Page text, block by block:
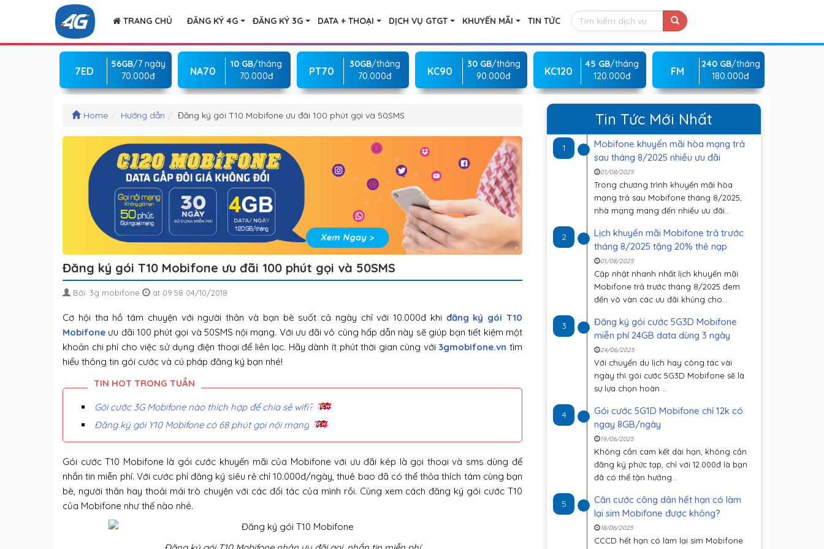
TRANG CHỦ ĐĂNG KÝ 4G ĐĂNG KÝ 3G DATA + THOẠI DỊCH VỤ GTGT KHUYẾN MÃI TIN TỨC
7ED
56GB/7 ngày
70.000đ
NA70
10 GB/tháng
70.000đ
PT70
30GB/tháng
70.000đ
KC90
30 GB/tháng
90.000đ
KC120
45 GB/tháng
120.000đ
FM
240 GB/tháng
180.000đ
Home Hướng dẫn Đăng ký gói T10 Mobifone ưu đãi 100 phút gọi và 50SMS
Đăng ký gói T10 Mobifone ưu đãi 100 phút gọi và 50SMS
Bởi: 3g mobifone at 09:58 04/10/2018
Cơ hội tha hồ tám chuyện với người thân và bạn bè suốt cả ngày chỉ với 10.000đ khi đăng ký gói T10
Mobifone ưu đãi 100 phút gọi và 50SMS nội mạng. Với ưu đãi vô cùng hấp dẫn này sẽ giúp bạn tiết kiệm một
khoản chi phí cho việc sử dụng điện thoại để liên lạc. Hãy dành ít phút thời gian cùng với 3gmobifone.vn tìm
hiểu thông tin gói cước và cú pháp đăng ký bạn nhé!
Gói cước 3G Mobifone nào thích hợp để chia sẻ wifi?
Đăng ký gói Y10 Mobifone có 68 phút gọi nội mạng
Gói cước T10 Mobifone là gói cước khuyến mãi của Mobifone với ưu đãi kép là gọi thoại và sms dùng để
nhắn tin miễn phí. Với cước phí đăng ký siêu rẻ chỉ 10.000đ/ngày, thuê bao đã có thể thỏa thích tám cùng bạn
bè, người thân hay thoải mái trò chuyện với các đối tác của mình rồi. Cùng xem cách đăng ký gói cước T10
của Mobifone như thế nào nhé.
Tin Tức Mới Nhất
1
Mobifone khuyến mãi hòa mạng trả
sau tháng 8/2025 nhiều ưu đãi
01/08/2025
Trong chương trình khuyến mãi hòa
mạng trả sau Mobifone tháng 8/2025,
nhà mạng mang đến nhiều ưu đãi...
2
Lịch khuyến mãi Mobifone trả trước
tháng 8/2025 tặng 20% thẻ nạp
01/08/2025
Cập nhật nhanh nhất lịch khuyến mãi
Mobifone trả trước tháng 8/2025 đem
đến vô vàn các ưu đãi khủng cho...
3
Đăng ký gói cước 5G3D Mobifone
miễn phí 24GB data dùng 3 ngày
24/06/2025
Với chuyến du lịch hay công tác vài
ngày thì gói cước 5G3D Mobifone sẽ là
sự lựa chọn hoàn ...
4
Gói cước 5G1D Mobifone chỉ 12k có
ngay 8GB/ngày
19/06/2025
Không cần cam kết dài hạn, không cần
đăng ký phức tạp, chỉ với 12.000đ là bạn
đã có thể tận hưởng...
5
Căn cước công dân hết hạn có làm
lại sim Mobifone được không?
18/06/2025
CCCD hết hạn có làm lại sim Mobifone